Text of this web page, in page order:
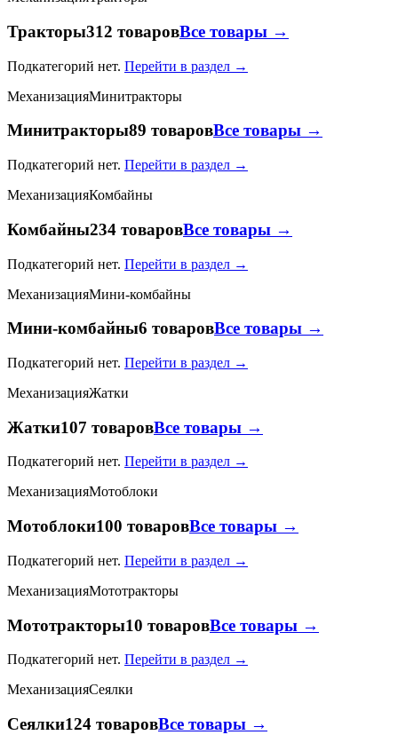
Тракторы312 товаровВсе товары →
Подкатегорий нет. Перейти в раздел →
МеханизацияМинитракторы
Минитракторы89 товаровВсе товары →
Подкатегорий нет. Перейти в раздел →
МеханизацияКомбайны
Комбайны234 товаровВсе товары →
Подкатегорий нет. Перейти в раздел →
МеханизацияМини-комбайны
Мини-комбайны6 товаровВсе товары →
Подкатегорий нет. Перейти в раздел →
МеханизацияЖатки
Жатки107 товаровВсе товары →
Подкатегорий нет. Перейти в раздел →
МеханизацияМотоблоки
Мотоблоки100 товаровВсе товары →
Подкатегорий нет. Перейти в раздел →
МеханизацияМототракторы
Мототракторы10 товаровВсе товары →
Подкатегорий нет. Перейти в раздел →
МеханизацияСеялки
Сеялки124 товаровВсе товары →